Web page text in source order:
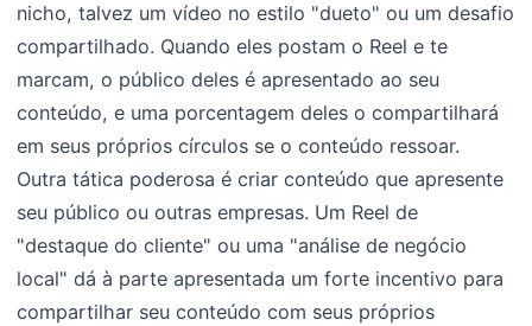
nicho, talvez um vídeo no estilo "dueto" ou um desafio
compartilhado. Quando eles postam o Reel e te
marcam, o público deles é apresentado ao seu
conteúdo, e uma porcentagem deles o compartilhará
em seus próprios círculos se o conteúdo ressoar.
Outra tática poderosa é criar conteúdo que apresente
seu público ou outras empresas. Um Reel de
"destaque do cliente" ou uma "análise de negócio
local" dá à parte apresentada um forte incentivo para
compartilhar seu conteúdo com seus próprios